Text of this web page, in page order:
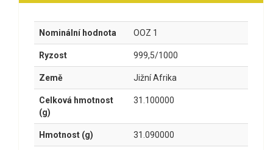
Nominální hodnota OOZ 1
Ryzost 999,5/1000
Země Jižní Afrika
Celková hmotnost
(g)
31.100000
Hmotnost (g) 31.090000